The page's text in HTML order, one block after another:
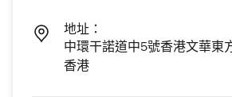
地址：
中環干諾道中5號香港文華東
香港